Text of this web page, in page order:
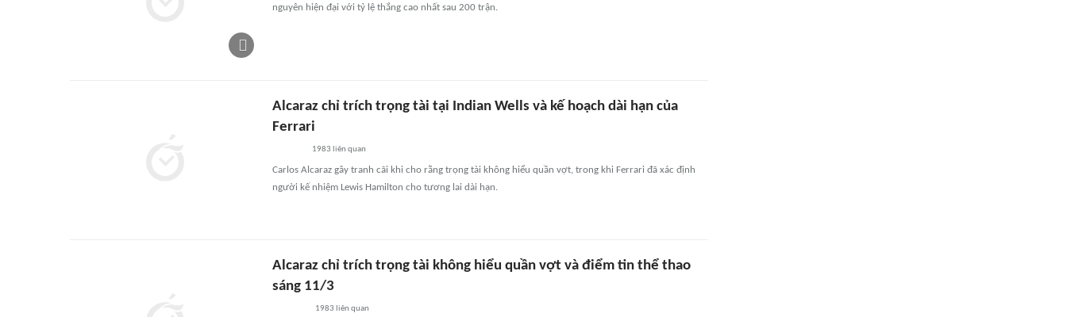
nguyên hiện đại với tỷ lệ thắng cao nhất sau 200 trận.
Alcaraz chỉ trích trọng tài tại Indian Wells và kế hoạch dài hạn của
Ferrari
1983 liên quan
Carlos Alcaraz gây tranh cãi khi cho rằng trọng tài không hiểu quần vợt, trong khi Ferrari đã xác định
người kế nhiệm Lewis Hamilton cho tương lai dài hạn.
Alcaraz chỉ trích trọng tài không hiểu quần vợt và điểm tin thể thao
sáng 11/3
1983 liên quan